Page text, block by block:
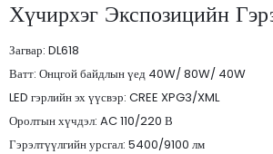
Хүчирхэг Экспозицийн
Загвар: DL618
Ватт: Онцгой байдлын үед 40W/ 80W/ 40W
LED гэрлийн эх үүсвэр: CREE XPG3/XML
Оролтын хүчдэл: AC 110/220 В
Гэрэлтүүлгийн урсгал: 5400/9100 лм